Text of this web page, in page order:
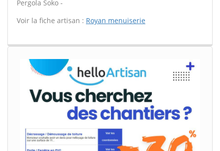
Pergola Soko -
Voir la fiche artisan : Royan menuiserie